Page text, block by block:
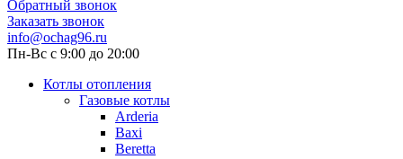
Обратный звонок
Заказать звонок
info@ochag96.ru
Пн-Вс с 9:00 до 20:00
Котлы отопления
Газовые котлы
Arderia
Baxi
Beretta